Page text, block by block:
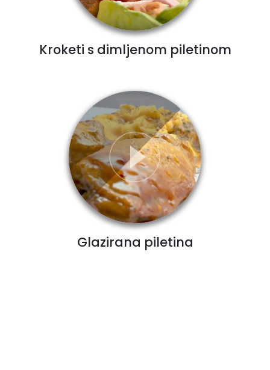
Kroketi s dimljenom piletinom
Glazirana piletina